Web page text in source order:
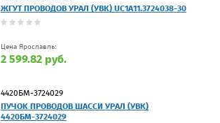
ЖГУТ ПРОВОДОВ УРАЛ (УВК) UC1A11.3724038-30
Цена Ярославль:
2 599.82 руб.
4420БМ-3724029
ПУЧОК ПРОВОДОВ ШАССИ УРАЛ (УВК)
4420БМ-3724029